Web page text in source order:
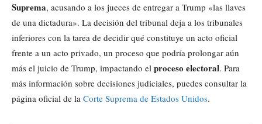
Suprema, acusando a los jueces de entregar a Trump «las llaves
de una dictadura». La decisión del tribunal deja a los tribunales
inferiores con la tarea de decidir qué constituye un acto oficial
frente a un acto privado, un proceso que podría prolongar aún
más el juicio de Trump, impactando el proceso electoral. Para
más información sobre decisiones judiciales, puedes consultar la
página oficial de la Corte Suprema de Estados Unidos.